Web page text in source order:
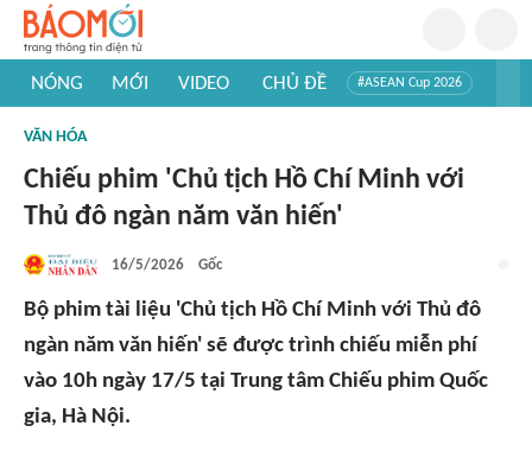
NÓNG MỚI VIDEO CHỦ ĐỀ #ASEAN Cup 2026
#Khám phá thế giới
VĂN HÓA
Chiếu phim 'Chủ tịch Hồ Chí Minh với
Thủ đô ngàn năm văn hiến'
16/5/2026 Gốc
Bộ phim tài liệu 'Chủ tịch Hồ Chí Minh với Thủ đô
ngàn năm văn hiến' sẽ được trình chiếu miễn phí
vào 10h ngày 17/5 tại Trung tâm Chiếu phim Quốc
gia, Hà Nội.